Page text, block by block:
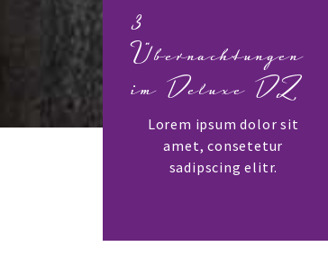
3
Übernachtungen
im Deluxe DZ
Lorem ipsum dolor sit
amet, consetetur
sadipscing elitr.